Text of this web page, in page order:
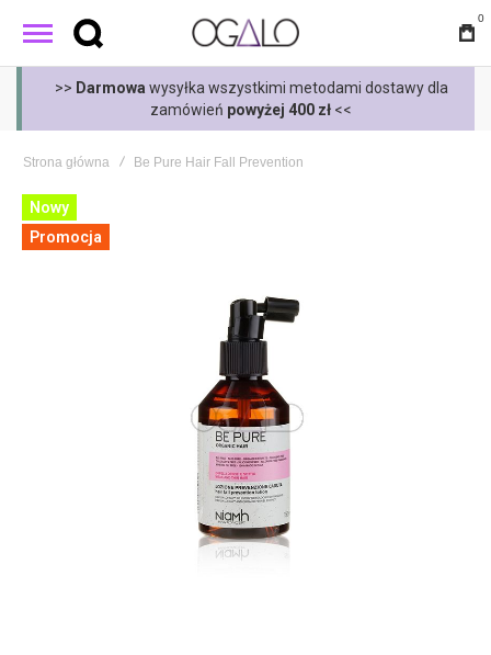
0
>>Darmowawysyłka wszystkimi metodami dostawy dla
zamówieńpowyżej 400 zł<<
Strona główna Be Pure Hair Fall Prevention
Skip
to
the
Nowy
Promocja